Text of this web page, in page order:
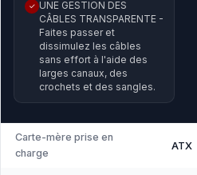
✓ UNE GESTION DES
CÂBLES TRANSPARENTE -
Faites passer et
dissimulez les câbles
sans effort à l'aide des
larges canaux, des
crochets et des sangles.
Carte-mère prise en
charge
ATX